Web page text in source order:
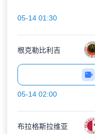
05-14 01:30
根克勒比利吉
05-14 02:00
布拉格斯拉维亚